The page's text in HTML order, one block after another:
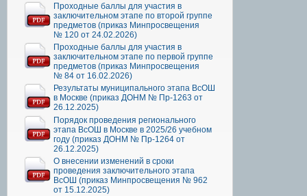
Проходные баллы для участия в
заключительном этапе по второй группе
предметов (приказ Минпросвещения
№ 120 от 24.02.2026)
Проходные баллы для участия в
заключительном этапе по первой группе
предметов (приказ Минпросвещения
№ 84 от 16.02.2026)
Результаты муниципального этапа ВсОШ
в Москве (приказ ДОНМ № Пр-1263 от
26.12.2025)
Порядок проведения регионального
этапа ВсОШ в Москве в 2025/26 учебном
году (приказ ДОНМ № Пр-1264 от
26.12.2025)
О внесении изменений в сроки
проведения заключительного этапа
ВсОШ (приказ Минпросвещения № 962
от 15.12.2025)